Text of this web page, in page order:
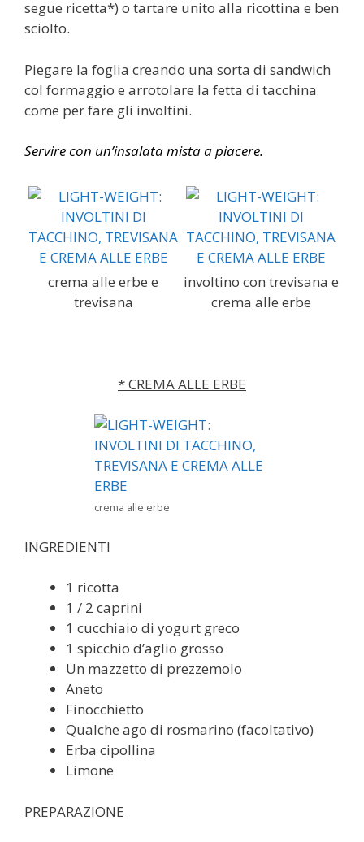
segue ricetta*) o tartare unito alla ricottina e ben
sciolto.
Piegare la foglia creando una sorta di sandwich
col formaggio e arrotolare la fetta di tacchina
come per fare gli involtini.
Servire con un’insalata mista a piacere.
crema alle erbe e
trevisana
involtino con trevisana e
crema alle erbe
* CREMA ALLE ERBE
crema alle erbe
INGREDIENTI
1 ricotta
1 / 2 caprini
1 cucchiaio di yogurt greco
1 spicchio d’aglio grosso
Un mazzetto di prezzemolo
Aneto
Finocchietto
Qualche ago di rosmarino (facoltativo)
Erba cipollina
Limone
PREPARAZIONE